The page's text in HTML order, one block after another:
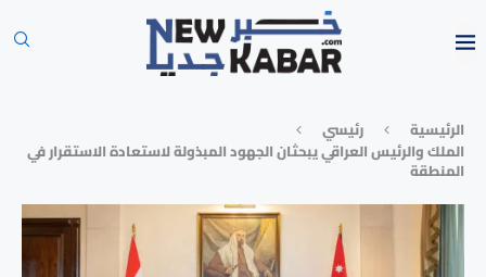
الرئيسية
رئيسي
الملك والرئيس العراقي يبحثان الجهود المبذولة لاستعادة الاستقرار في
المنطقة